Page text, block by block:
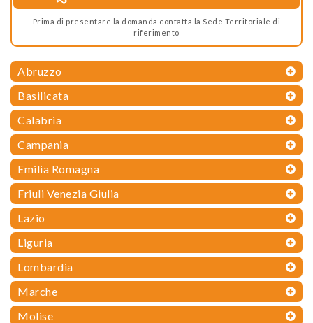
Prima di presentare la domanda contatta la Sede Territoriale di
riferimento
Abruzzo
Basilicata
Calabria
Campania
Emilia Romagna
Friuli Venezia Giulia
Lazio
Liguria
Lombardia
Marche
Molise